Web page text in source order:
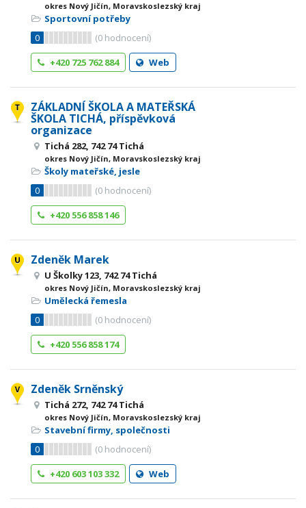
okres Nový Jičín, Moravskoslezský kraj
Sportovní potřeby
0
(0 hodnocení)
+420 725 762 884
Web
ZÁKLADNÍ ŠKOLA A MATEŘSKÁ
ŠKOLA TICHÁ, příspěvková
organizace
Tichá 282, 742 74 Tichá
okres Nový Jičín, Moravskoslezský kraj
Školy mateřské, jesle
0
(0 hodnocení)
+420 556 858 146
Zdeněk Marek
U Školky 123, 742 74 Tichá
okres Nový Jičín, Moravskoslezský kraj
Umělecká řemesla
0
(0 hodnocení)
+420 556 858 174
Zdeněk Srněnský
Tichá 272, 742 74 Tichá
okres Nový Jičín, Moravskoslezský kraj
Stavební firmy, společnosti
0
(0 hodnocení)
+420 603 103 332
Web